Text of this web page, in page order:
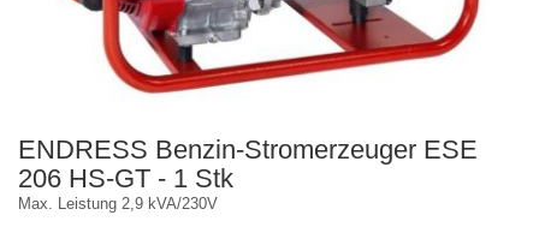
ENDRESS Benzin-Stromerzeuger ESE
206 HS-GT - 1 Stk
Max. Leistung 2,9 kVA/230V